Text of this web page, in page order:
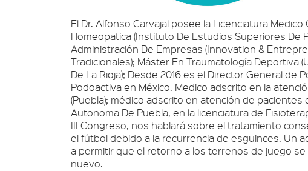
El Dr. Alfonso Carvajal posee la Licenciatura
Homeopatica (Instituto De Estudios Superiores De
Administración De Empresas (Innovation &
Tradicionales); Máster En Traumatología Deportiva
De La Rioja); Desde 2016 es el Director General de
Podoactiva en México. Medico adscrito en la
(Puebla); médico adscrito en atención de
Autonoma De Puebla, en la licenciatura de
III Congreso, nos hablará sobre el tratamiento
el fútbol debido a la recurrencia de esguinces. Un
a permitir que el retorno a los terrenos de juego
nuevo.